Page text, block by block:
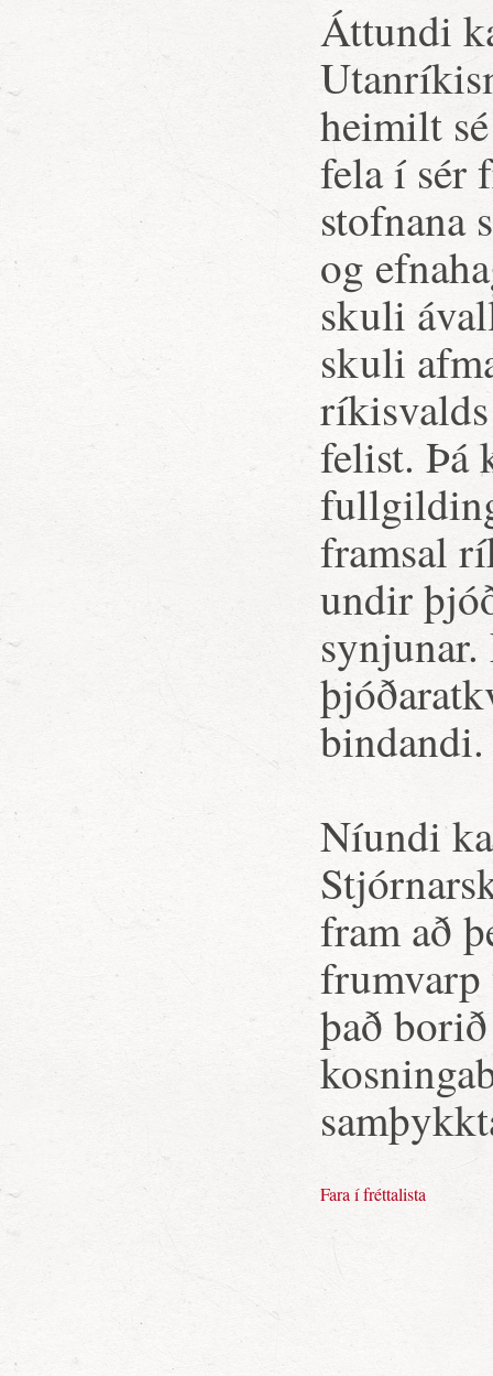
Áttundi
heimilt
fela í sér
stofnana
og
skuli
skuli
felist. Þá
framsal
undir
bindandi.
Níundi
fram að
það
Fara í fréttalista